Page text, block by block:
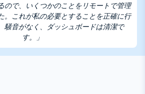
ので、いくつかのことをリモートで管理
。これが私の必要とすることを正確に行
騒音がなく、ダッシュボードは清潔で
す。」